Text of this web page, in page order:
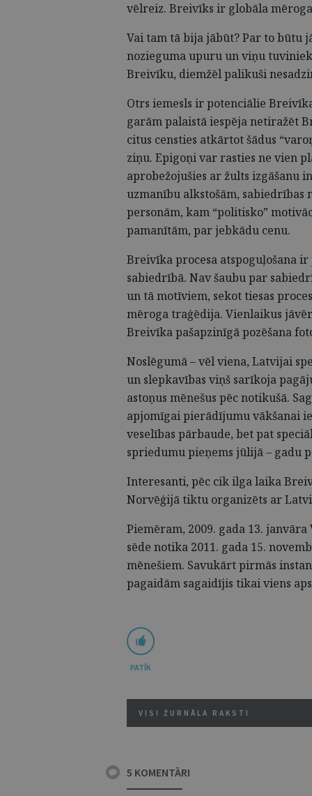
vēlreiz. Breivīks ir globāla
Vai tam tā bija jābūt? Par to būtu
nozieguma upuru un viņu
Breivīku, diemžēl palikuši
Otrs iemesls ir potenciālie
garām palaistā iespēja netiražēt
citus censties atkārtot šādus
ziņu. Epigoņi var rasties ne vien
aprobežojušies ar žults izgāšanu
uzmanību alkstošām,
personām, kam “politisko”
pamanītām, par jebkādu cenu.
Breivīka procesa atspoguļošana
sabiedrībā. Nav šaubu par
un tā motīviem, sekot tiesas
mēroga traģēdija. Vienlaikus
Breivīka pašapzinīgā pozēšana
Noslēgumā – vēl viena, Latvijai
un slepkavības viņš sarīkoja
astoņus mēnešus pēc notikušā.
apjomīgai pierādījumu vākšanai
veselības pārbaude, bet pat
spriedumu pieņems jūlijā – gadu
Interesanti, pēc cik ilga laika
Norvēģijā tiktu organizēts ar
Piemēram, 2009. gada 13.
sēde notika 2011. gada 15.
mēnešiem. Savukārt pirmās
pagaidām sagaidījis tikai viens
PATĪK
VISI ŽURNĀLA RAKSTI
5 KOMENTĀRI